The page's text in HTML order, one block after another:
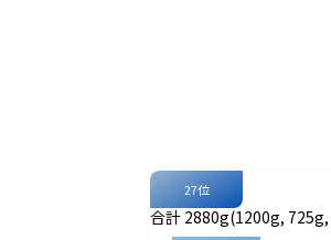
27位
合計 2880g(1200g,